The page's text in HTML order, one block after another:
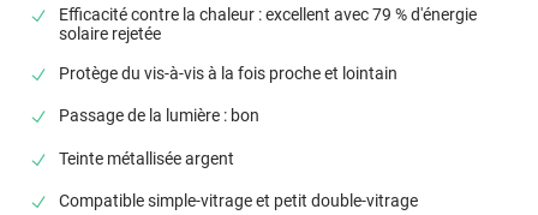
Efficacité contre la chaleur : excellent avec 79 % d'énergie
solaire rejetée
Protège du vis-à-vis à la fois proche et lointain
Passage de la lumière : bon
Teinte métallisée argent
Compatible simple-vitrage et petit double-vitrage
satisfait ! 🥰 N'hésitez pas à parler de nous autour de
Produit conforme a la description, je recommande
vivement
*****
Il y a 226 jours